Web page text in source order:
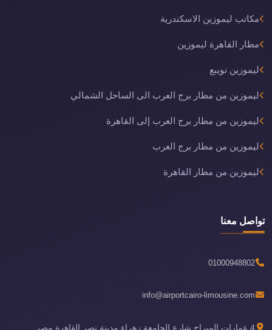
مكاتب ليموزين الاسكندرية
مطار القاهرة ليموزين
ليموزين نويبع
ليموزين من مطار برج العرب الى الساحل الشمالي
ليموزين من مطار برج العرب إلى القاهرة
ليموزين من مطار برج العرب
ليموزين من مطار القاهرة
تواصل معنا
01000948802
info@airportcairo-limousine.com
4 عمارات الميراج شارع الجامعة زهراء مدينة نصر القاهرة مصر